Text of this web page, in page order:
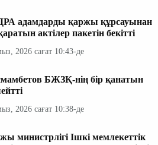
адамдарды қаржы құрсауынан
актілер пакетін бекітті
2026 сағат 10:43-де
БЖЗҚ-нің бір қанатын
2026 сағат 10:38-де
министрлігі Ішкі мемлекеттік